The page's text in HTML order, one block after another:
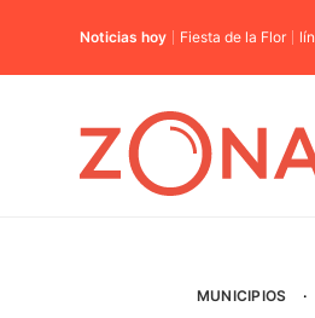
Noticias hoy Fiesta de la Flor
MUNICIPIOS ·